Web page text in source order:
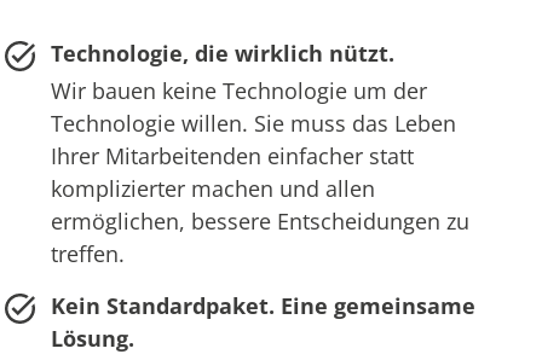
Technologie, die wirklich nützt.
Wir bauen keine Technologie um der
Technologie willen. Sie muss das Leben
Ihrer Mitarbeitenden einfacher statt
komplizierter machen und allen
ermöglichen, bessere Entscheidungen zu
treffen.
Kein Standardpaket. Eine gemeinsame
Lösung.